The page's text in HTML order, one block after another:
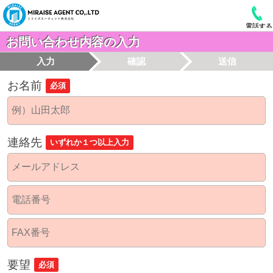
電話する
お問い合わせ内容の入力
入力 確認 送信
お名前 必須
連絡先 いずれか１つ以上入力
要望 必須